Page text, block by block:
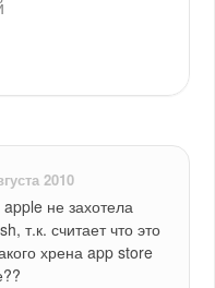
2010
не захотела
т.к. считает что это
хрена app store